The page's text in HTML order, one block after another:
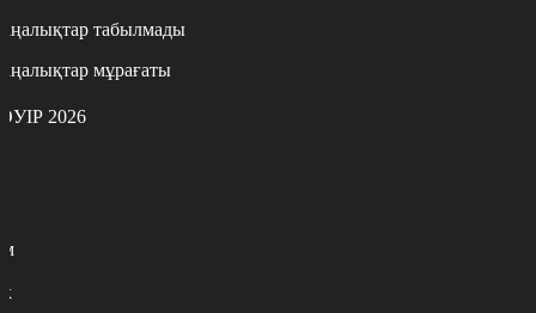
табылмады
мұрағаты
2026